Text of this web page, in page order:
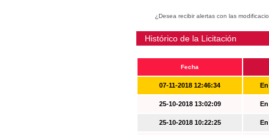
¿Desea recibir alertas con las
Histórico de la Licitación
Fecha
07-11-2018 12:46:34
25-10-2018 13:02:09
25-10-2018 10:22:25